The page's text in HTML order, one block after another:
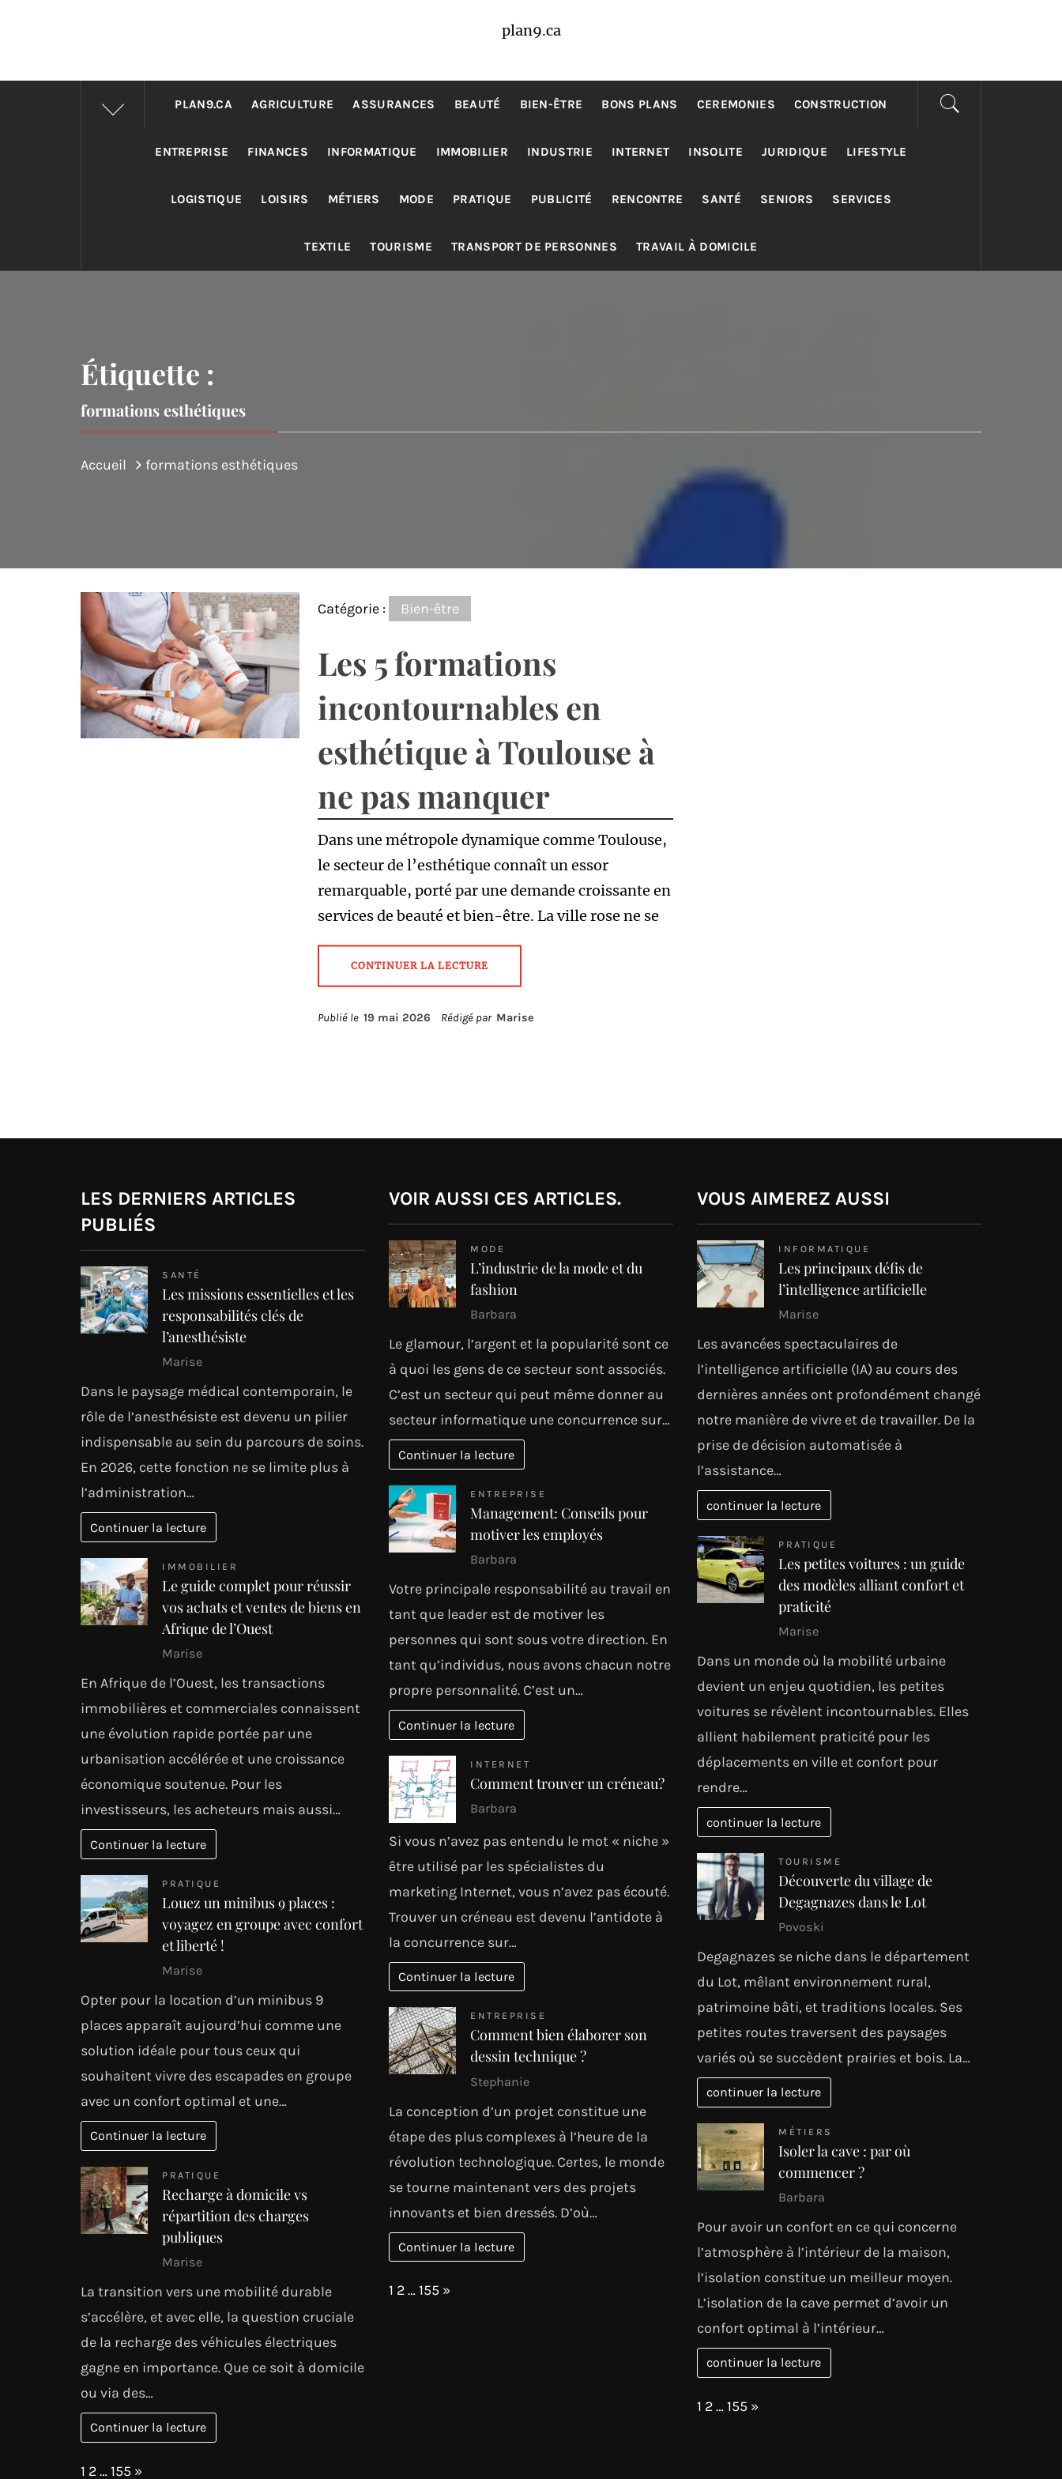
plan9.ca
PLAN9.CA AGRICULTURE ASSURANCES BEAUTÉ BIEN-ÊTRE BONS PLANS CEREMONIES CONSTRUCTION
ENTREPRISE FINANCES INFORMATIQUE IMMOBILIER INDUSTRIE INTERNET INSOLITE JURIDIQUE LIFESTYLE
LOGISTIQUE LOISIRS MÉTIERS MODE PRATIQUE PUBLICITÉ RENCONTRE SANTÉ SENIORS SERVICES
TEXTILE TOURISME TRANSPORT DE PERSONNES TRAVAIL À DOMICILE
Étiquette :
formations esthétiques
Accueil formations esthétiques
Catégorie : Bien-être
Les 5 formations
incontournables en
esthétique à Toulouse à
ne pas manquer
Dans une métropole dynamique comme Toulouse,
le secteur de l’esthétique connaît un essor
remarquable, porté par une demande croissante en
services de beauté et bien-être. La ville rose ne se
CONTINUER LA LECTURE
Publié le 19 mai 2026 Rédigé par Marise
LES DERNIERS ARTICLES
PUBLIÉS
SANTÉ
Les missions essentielles et les
responsabilités clés de
l’anesthésiste
Marise
Dans le paysage médical contemporain, le
rôle de l’anesthésiste est devenu un pilier
indispensable au sein du parcours de soins.
En 2026, cette fonction ne se limite plus à
l’administration…
Continuer la lecture
IMMOBILIER
Le guide complet pour réussir
vos achats et ventes de biens en
Afrique de l’Ouest
Marise
En Afrique de l’Ouest, les transactions
immobilières et commerciales connaissent
une évolution rapide portée par une
urbanisation accélérée et une croissance
économique soutenue. Pour les
investisseurs, les acheteurs mais aussi…
Continuer la lecture
PRATIQUE
Louez un minibus 9 places :
voyagez en groupe avec confort
et liberté !
Marise
Opter pour la location d’un minibus 9
places apparaît aujourd’hui comme une
solution idéale pour tous ceux qui
souhaitent vivre des escapades en groupe
avec un confort optimal et une…
Continuer la lecture
PRATIQUE
Recharge à domicile vs
répartition des charges
publiques
Marise
La transition vers une mobilité durable
s’accélère, et avec elle, la question cruciale
de la recharge des véhicules électriques
gagne en importance. Que ce soit à domicile
ou via des…
Continuer la lecture
Page:
1 2…155 Next
»
VOIR AUSSI CES ARTICLES.
MODE
L’industrie de la mode et du
fashion
Barbara
Le glamour, l’argent et la popularité sont ce
à quoi les gens de ce secteur sont associés.
C’est un secteur qui peut même donner au
secteur informatique une concurrence sur…
Continuer la lecture
ENTREPRISE
Management: Conseils pour
motiver les employés
Barbara
Votre principale responsabilité au travail en
tant que leader est de motiver les
personnes qui sont sous votre direction. En
tant qu’individus, nous avons chacun notre
propre personnalité. C’est un…
Continuer la lecture
INTERNET
Comment trouver un créneau?
Barbara
Si vous n’avez pas entendu le mot « niche »
être utilisé par les spécialistes du
marketing Internet, vous n’avez pas écouté.
Trouver un créneau est devenu l’antidote à
la concurrence sur…
Continuer la lecture
ENTREPRISE
Comment bien élaborer son
dessin technique ?
Stephanie
La conception d’un projet constitue une
étape des plus complexes à l’heure de la
révolution technologique. Certes, le monde
se tourne maintenant vers des projets
innovants et bien dressés. D’où…
Continuer la lecture
Page:
1 2…155 Next
»
VOUS AIMEREZ AUSSI
INFORMATIQUE
Les principaux défis de
l’intelligence artificielle
Marise
Les avancées spectaculaires de
l’intelligence artificielle (IA) au cours des
dernières années ont profondément changé
notre manière de vivre et de travailler. De la
prise de décision automatisée à
l’assistance…
continuer la lecture
PRATIQUE
Les petites voitures : un guide
des modèles alliant confort et
praticité
Marise
Dans un monde où la mobilité urbaine
devient un enjeu quotidien, les petites
voitures se révèlent incontournables. Elles
allient habilement praticité pour les
déplacements en ville et confort pour
rendre…
continuer la lecture
TOURISME
Découverte du village de
Degagnazes dans le Lot
Povoski
Degagnazes se niche dans le département
du Lot, mêlant environnement rural,
patrimoine bâti, et traditions locales. Ses
petites routes traversent des paysages
variés où se succèdent prairies et bois. La…
continuer la lecture
MÉTIERS
Isoler la cave : par où
commencer ?
Barbara
Pour avoir un confort en ce qui concerne
l’atmosphère à l’intérieur de la maison,
l’isolation constitue un meilleur moyen.
L’isolation de la cave permet d’avoir un
confort optimal à l’intérieur…
continuer la lecture
Page:
1 2…155 Next
»